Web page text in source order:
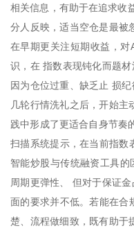
相关信息，有助于在追求收
分人反映，适当空仓是最被
在早期更关注短期收益，对
识，在 指数表现钝化而题
因为仓位过重、缺乏止 损
几轮行情洗礼之后，开始
践中形成了更适合自身节奏
扫描系统提示，在当前指数
智能炒股与传统融资工具
周期更弹性、 但对于保证
面的要求并不低。若能在合
楚、流程做细致，既有助于